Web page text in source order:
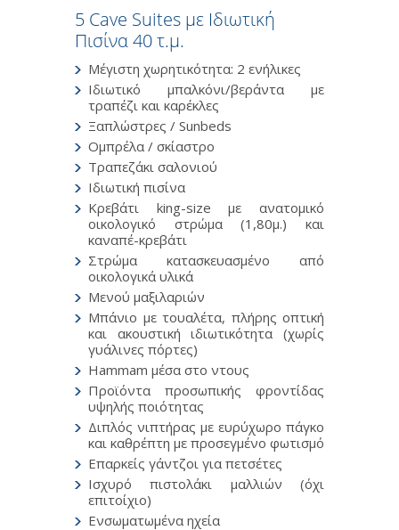
5 Cave Suites με Ιδιωτική
Πισίνα 40 τ.μ.
Μέγιστη χωρητικότητα: 2 ενήλικες
Ιδιωτικό μπαλκόνι/βεράντα με
τραπέζι και καρέκλες
Ξαπλώστρες / Sunbeds
Ομπρέλα / σκίαστρο
Τραπεζάκι σαλονιού
Ιδιωτική πισίνα
Κρεβάτι king-size με ανατομικό
οικολογικό στρώμα (1,80μ.) και
καναπέ-κρεβάτι
Στρώμα κατασκευασμένο από
οικολογικά υλικά
Μενού μαξιλαριών
Μπάνιο με τουαλέτα, πλήρης οπτική
και ακουστική ιδιωτικότητα (χωρίς
γυάλινες πόρτες)
Hammam μέσα στο ντους
Προϊόντα προσωπικής φροντίδας
υψηλής ποιότητας
Διπλός νιπτήρας με ευρύχωρο πάγκο
και καθρέπτη με προσεγμένο φωτισμό
Επαρκείς γάντζοι για πετσέτες
Ισχυρό πιστολάκι μαλλιών (όχι
επιτοίχιο)
Ενσωματωμένα ηχεία